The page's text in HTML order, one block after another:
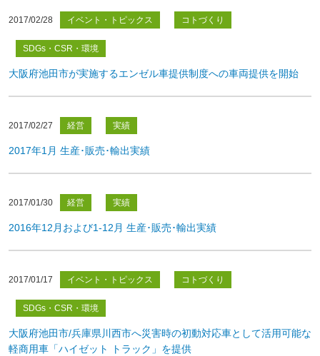
2017/02/28 イベント・トピックス コトづくり
SDGs・CSR・環境
大阪府池田市が実施するエンゼル車提供制度への車両提供を開始
2017/02/27 経営 実績
2017年1月 生産･販売･輸出実績
2017/01/30 経営 実績
2016年12月および1-12月 生産･販売･輸出実績
2017/01/17 イベント・トピックス コトづくり
SDGs・CSR・環境
大阪府池田市/兵庫県川西市へ災害時の初動対応車として活用可能な
軽商用車「ハイゼット トラック」を提供